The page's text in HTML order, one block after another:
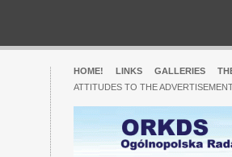
HOME! LINKS GALLERIES
ATTITUDES TO THE